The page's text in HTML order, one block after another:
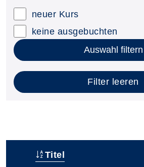
neuer Kurs
keine ausgebuchten
Auswahl filtern
Filter leeren
Titel